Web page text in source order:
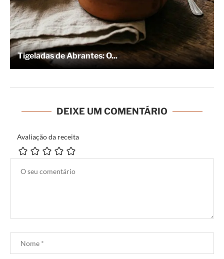
Tigeladas de Abrantes: O...
DEIXE UM COMENTÁRIO
Avaliação da receita